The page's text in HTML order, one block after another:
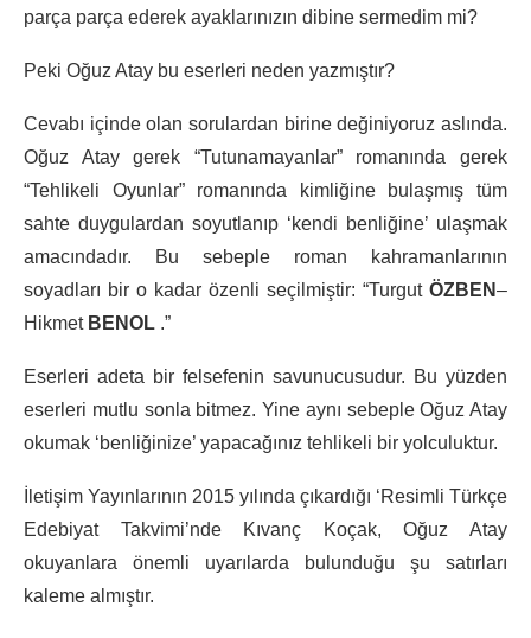
parça parça ederek ayaklarınızın dibine sermedim mi?
Peki Oğuz Atay bu eserleri neden yazmıştır?
Cevabı içinde olan sorulardan birine değiniyoruz aslında.
Oğuz Atay gerek “Tutunamayanlar” romanında gerek
“Tehlikeli Oyunlar” romanında kimliğine bulaşmış tüm
sahte duygulardan soyutlanıp ‘kendi benliğine’ ulaşmak
amacındadır. Bu sebeple roman kahramanlarının
soyadları bir o kadar özenli seçilmiştir: “Turgut ÖZBEN–
Hikmet BENOL .”
Eserleri adeta bir felsefenin savunucusudur. Bu yüzden
eserleri mutlu sonla bitmez. Yine aynı sebeple Oğuz Atay
okumak ‘benliğinize’ yapacağınız tehlikeli bir yolculuktur.
İletişim Yayınlarının 2015 yılında çıkardığı ‘Resimli Türkçe
Edebiyat Takvimi’nde Kıvanç Koçak, Oğuz Atay
okuyanlara önemli uyarılarda bulunduğu şu satırları
kaleme almıştır.